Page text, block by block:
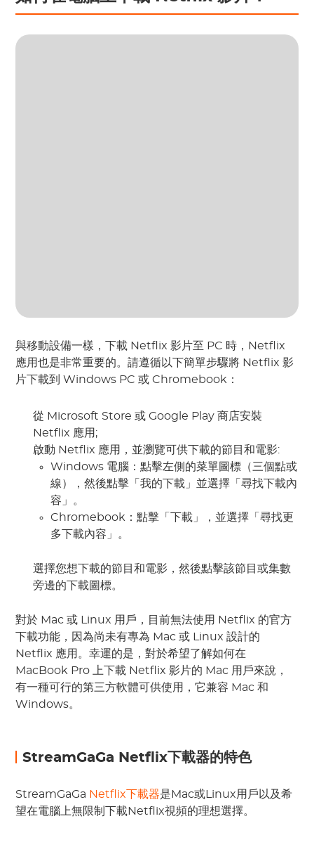
與移動設備一樣，下載 Netflix 影片至 PC 時，Netflix
應用也是非常重要的。請遵循以下簡單步驟將 Netflix 影
片下載到 Windows PC 或 Chromebook：
從 Microsoft Store 或 Google Play 商店安裝
Netflix 應用;
啟動 Netflix 應用，並瀏覽可供下載的節目和電影:
Windows 電腦：點擊左側的菜單圖標（三個點或
線），然後點擊「我的下載」並選擇「尋找下載內
容」。
Chromebook：點擊「下載」，並選擇「尋找更
多下載內容」。
選擇您想下載的節目和電影，然後點擊該節目或集數
旁邊的下載圖標。
對於 Mac 或 Linux 用戶，目前無法使用 Netflix 的官方
下載功能，因為尚未有專為 Mac 或 Linux 設計的
Netflix 應用。幸運的是，對於希望了解如何在
MacBook Pro 上下載 Netflix 影片的 Mac 用戶來說，
有一種可行的第三方軟體可供使用，它兼容 Mac 和
Windows。
StreamGaGa Netflix下載器的特色
StreamGaGa Netflix下載器是Mac或Linux用戶以及希
望在電腦上無限制下載Netflix視頻的理想選擇。